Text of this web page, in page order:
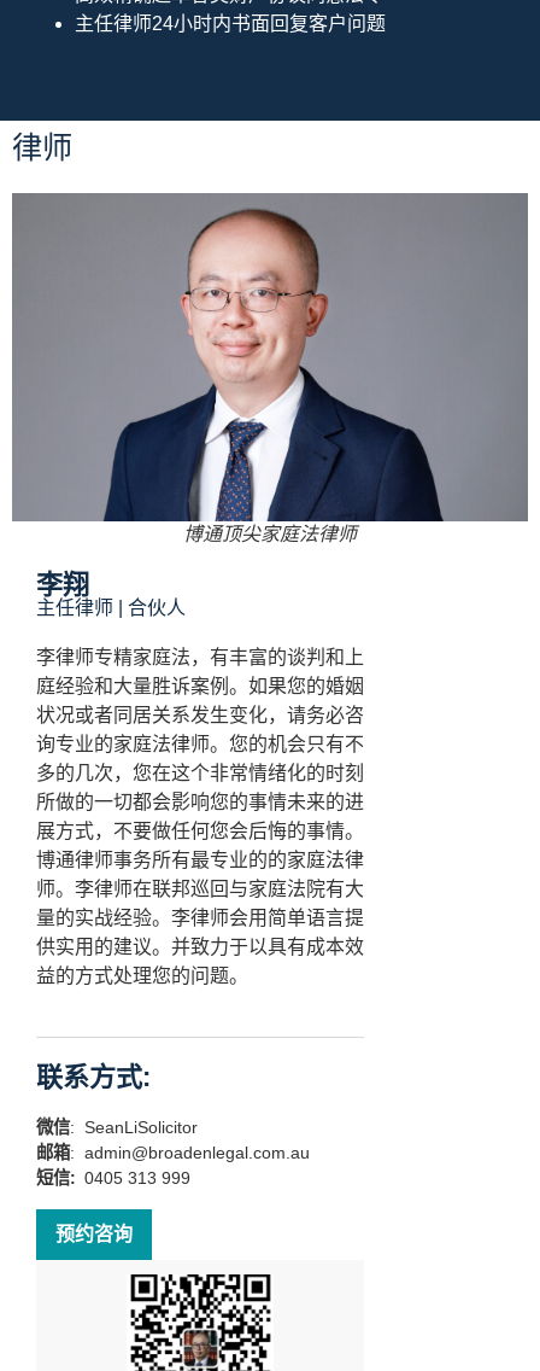
主任律师24小时内书面回复客户问题
律师
博通顶尖家庭法律师
李翔
主任律师 | 合伙人
李律师专精家庭法，有丰富的谈判和上
庭经验和大量胜诉案例。如果您的婚姻
状况或者同居关系发生变化，请务必咨
询专业的家庭法律师。您的机会只有不
多的几次，您在这个非常情绪化的时刻
所做的一切都会影响您的事情未来的进
展方式，不要做任何您会后悔的事情。
博通律师事务所有最专业的的家庭法律
师。李律师在联邦巡回与家庭法院有大
量的实战经验。李律师会用简单语言提
供实用的建议。并致力于以具有成本效
益的方式处理您的问题。
联系方式:
微信: SeanLiSolicitor
邮箱: admin@broadenlegal.com.au
短信: 0405 313 999
预约咨询